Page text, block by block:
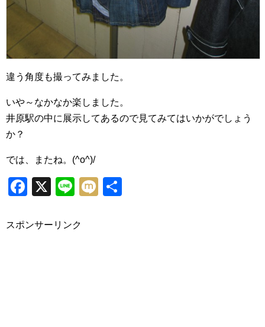
違う角度も撮ってみました。
いや～なかなか楽しました。
井原駅の中に展示してあるので見てみてはいかがでしょう
か？
では、またね。(^o^)/
Facebook
X LineMixi
スポンサーリンク